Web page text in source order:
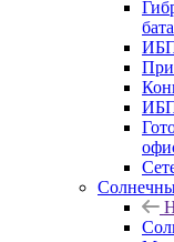
ИБП